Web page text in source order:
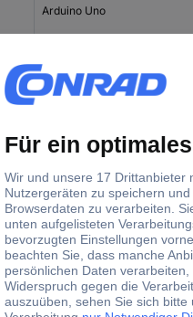
Arduino Uno
Arduino
Arduino